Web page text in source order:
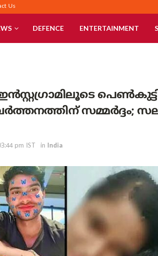
Us
DEFENCE ENTERTAINMENT
സമ്മർദ്ദം;
pm IST in India